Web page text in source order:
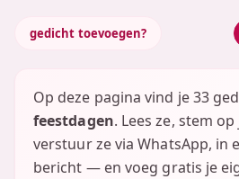
gedicht toevoegen?
Op deze pagina vind je 33
feestdagen. Lees ze, stem
verstuur ze via WhatsApp, in
bericht — en voeg gratis je